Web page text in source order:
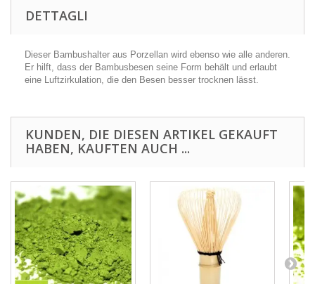
DETTAGLI
Dieser Bambushalter aus Porzellan wird ebenso wie alle anderen.
Er hilft, dass der Bambusbesen seine Form behält und erlaubt
eine Luftzirkulation, die den Besen besser trocknen lässt.
KUNDEN, DIE DIESEN ARTIKEL GEKAUFT
HABEN, KAUFTEN AUCH ...